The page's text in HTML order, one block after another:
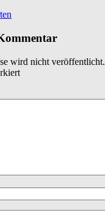
wird nicht veröffentlicht.